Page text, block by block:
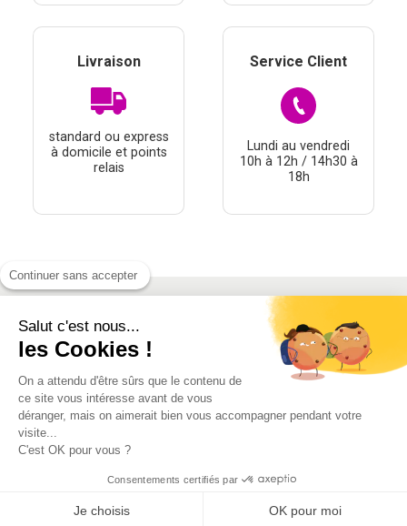
Livraison
standard ou express
à domicile et points
relais
Service Client
Lundi au vendredi
10h à 12h / 14h30 à
18h
À PROPOS
THÉMATIQUES
À DÉCOUVRIR
MON COMPTE
Conditions générales de vente Mentions Légales
Continuer sans accepter
Salut c'est nous...
les Cookies !
On a attendu d'être sûrs que le contenu de
ce site vous intéresse avant de vous
déranger, mais on aimerait bien vous accompagner pendant votre
visite...
C'est OK pour vous ?
Consentements certifiés par
Je choisis OK pour moi